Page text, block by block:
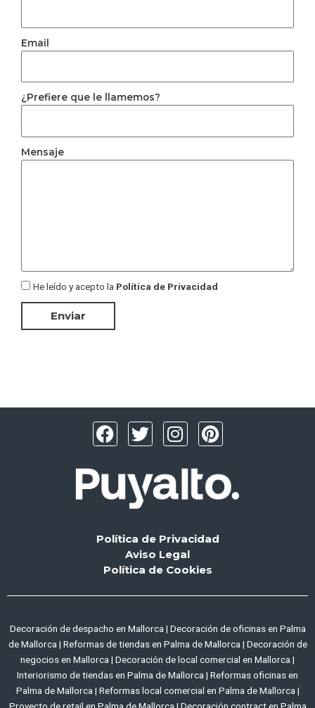
Email
¿Prefiere que le llamemos?
Mensaje
He leído y acepto la Política de Privacidad
Enviar
F
a
b
o
T
w
t
t
r
I
n
s
t
a
r
a
m
P
i
t
e
e
t
Política de Privacidad
Aviso Legal
Política de Cookies
Decoración de despacho en Mallorca | Decoración de oficinas en Palma
de Mallorca | Reformas de tiendas en Palma de Mallorca | Decoración de
negocios en Mallorca | Decoración de local comercial en Mallorca |
Interiorismo de tiendas en Palma de Mallorca | Reformas oficinas en
Palma de Mallorca | Reformas local comercial en Palma de Mallorca |
Proyecto de retail en Palma de Mallorca | Decoración contract en Palma